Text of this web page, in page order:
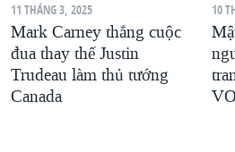
11 THÁNG 3, 2025
Mark Carney thắng cuộc
đua thay thế Justin
Trudeau làm thủ tướng
Canada
10